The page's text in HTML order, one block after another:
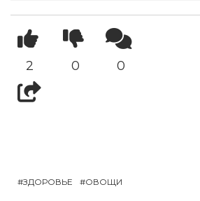
2 0 0
ЗДОРОВЬЕ ОВОЩИ